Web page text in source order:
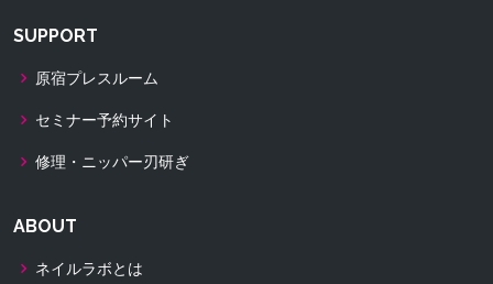
SUPPORT
原宿プレスルーム
セミナー予約サイト
修理・ニッパー刃研ぎ
ABOUT
ネイルラボとは